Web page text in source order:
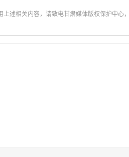
述相关内容，请致电甘肃媒体版权保护中心